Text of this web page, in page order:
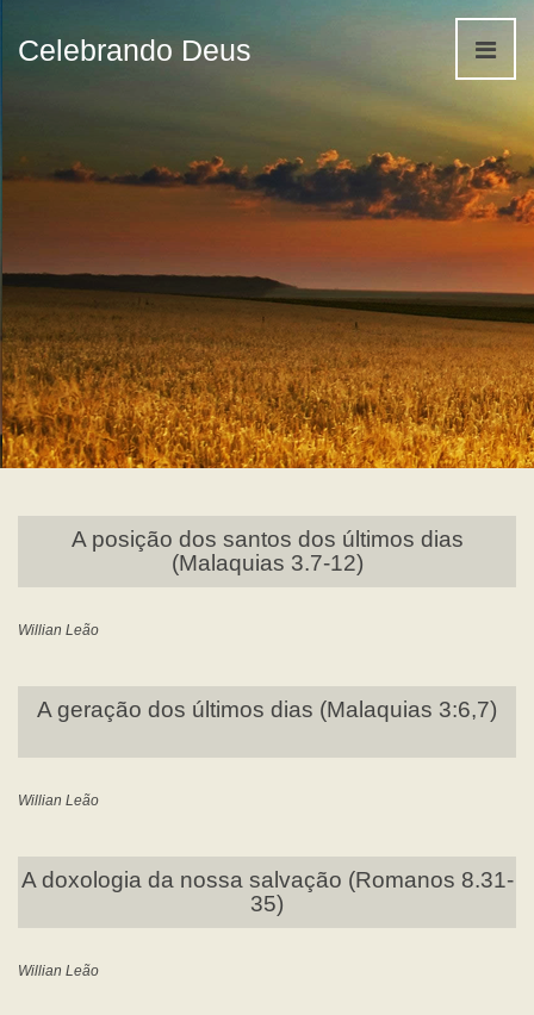
Celebrando Deus
A posição dos santos dos últimos dias
(Malaquias 3.7-12)
Willian Leão
A geração dos últimos dias (Malaquias 3:6,7)
Willian Leão
A doxologia da nossa salvação (Romanos 8.31-
35)
Willian Leão